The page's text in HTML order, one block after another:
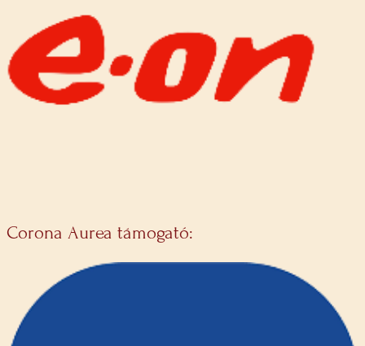
Corona Aurea támogató: